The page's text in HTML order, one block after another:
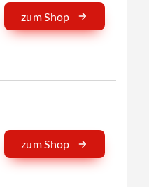
zum Shop
zum Shop